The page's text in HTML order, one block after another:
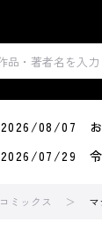
2026/08/07 お
2026/07/29 令
コミックス